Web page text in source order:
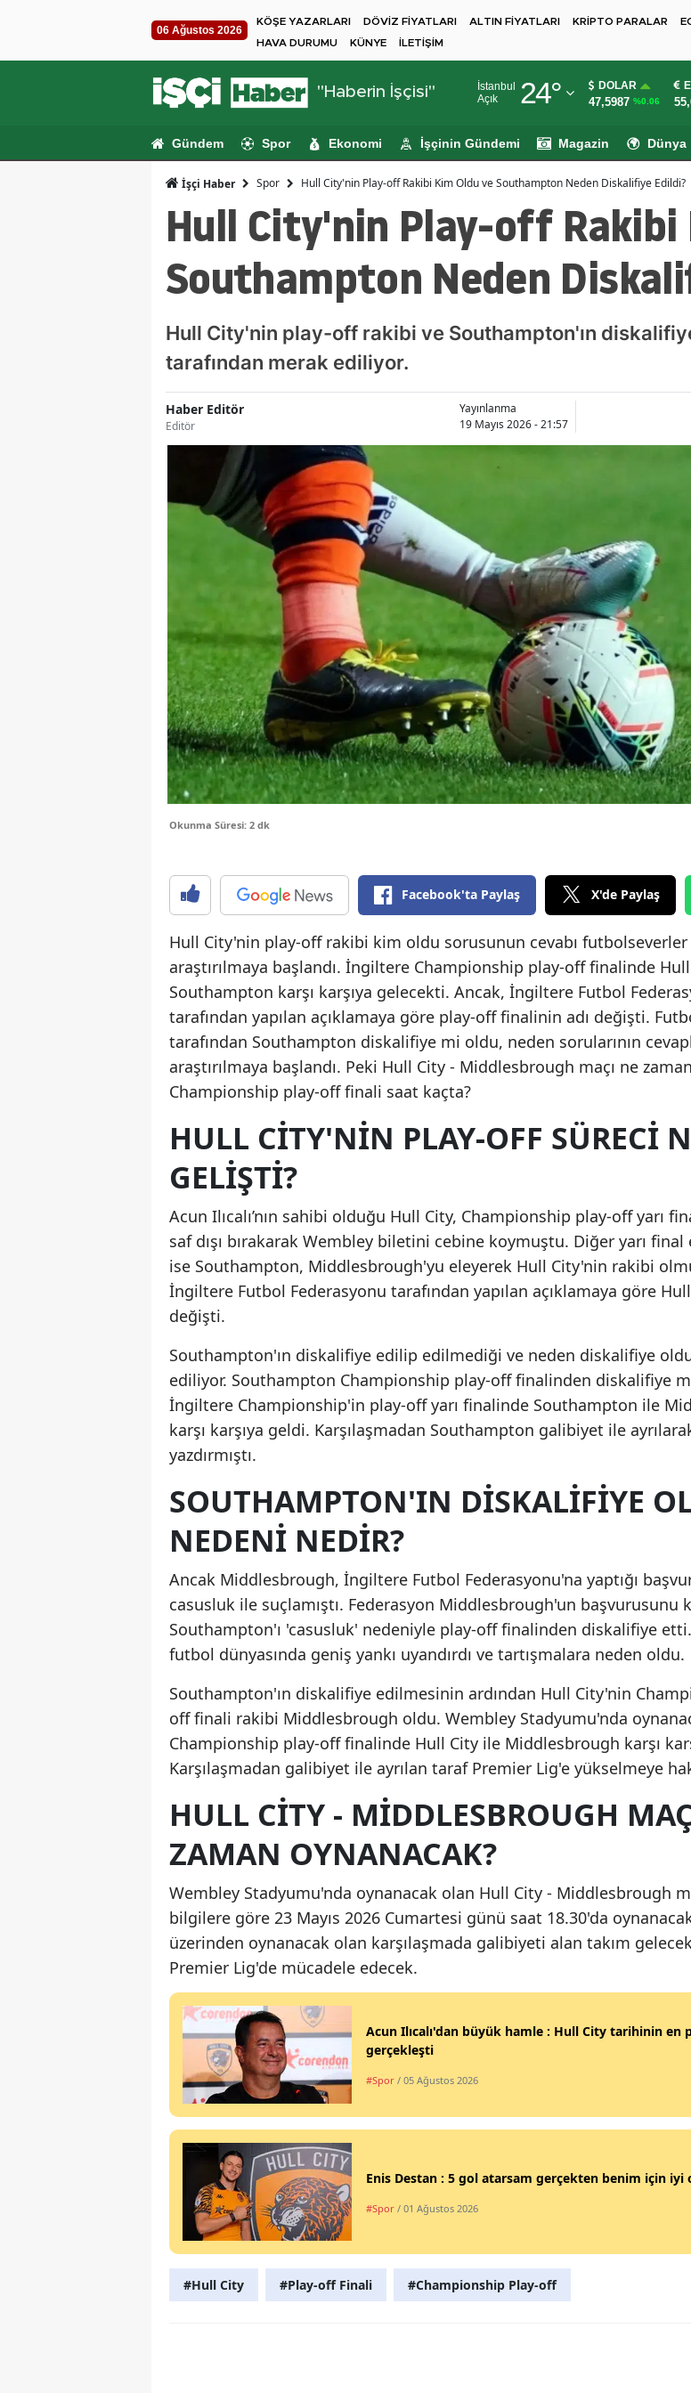
06 Ağustos 2026
KÖŞE YAZARLARI DÖVİZ FİYATLARI ALTIN FİYATLARI KRİPTO PARALAR
HAVA DURUMU
KÜNYE İLETİŞİM
"Haberin İşçisi"
İstanbul
Açık
24°
Adıyaman
Ağrı
Ankara
Antalya
Aydın
Bilecik
Burdur
Bursa
Çanakkale
Çankırı
Çorum
Denizli
Diyarbakır
Erzincan
Eskişehir
Gaziantep
Giresun
Gümüşhane
Hatay
Mersin
İstanbul
İzmir
Kastamonu
Kayseri
Kırklareli
Kocaeli
Kütahya
Malatya
Manisa
Kahramanmaraş
Mardin
Muğla
Muş
Nevşehir
Ordu
Rize
Samsun
Sivas
Tunceli
DOLAR
47,5987 %0.06
Gündem Spor Ekonomi İşçinin Gündemi Magazin Dünya
İşçi Haber Spor Hull City'nin Play-off Rakibi Kim Oldu ve Southampton Neden Diskalifiye Edildi?
Hull City'nin Play-off Rakibi
Southampton Neden
Hull City'nin play-off rakibi ve Southampton'ın
tarafından merak ediliyor.
Haber Editör
Editör
Yayınlanma
19 Mayıs 2026 - 21:57
Okunma Süresi: 2 dk
Facebook'ta Paylaş X'de Paylaş
Hull City'nin play-off rakibi kim oldu sorusunun cevabı futbolseverler
araştırılmaya başlandı. İngiltere Championship play-off finalinde
Southampton karşı karşıya gelecekti. Ancak, İngiltere Futbol
tarafından yapılan açıklamaya göre play-off finalinin adı değişti.
tarafından Southampton diskalifiye mi oldu, neden sorularının
araştırılmaya başlandı. Peki Hull City - Middlesbrough maçı ne
Championship play-off finali saat kaçta?
HULL CITY'NIN PLAY-OFF SÜRECI
GELIŞTI?
Acun Ilıcalı’nın sahibi olduğu Hull City, Championship play-off yarı
saf dışı bırakarak Wembley biletini cebine koymuştu. Diğer yarı
ise Southampton, Middlesbrough'yu eleyerek Hull City'nin rakibi
İngiltere Futbol Federasyonu tarafından yapılan açıklamaya göre
değişti.
Southampton'ın diskalifiye edilip edilmediği ve neden diskalifiye
ediliyor. Southampton Championship play-off finalinden diskalifiye
İngiltere Championship'in play-off yarı finalinde Southampton ile
karşı karşıya geldi. Karşılaşmadan Southampton galibiyet ile
yazdırmıştı.
SOUTHAMPTON'IN DISKALIFIYE
NEDENI NEDIR?
Ancak Middlesbrough, İngiltere Futbol Federasyonu'na yaptığı
casusluk ile suçlamıştı. Federasyon Middlesbrough'un başvurusunu
Southampton'ı 'casusluk' nedeniyle play-off finalinden diskalifiye
futbol dünyasında geniş yankı uyandırdı ve tartışmalara neden oldu.
Southampton'ın diskalifiye edilmesinin ardından Hull City'nin
off finali rakibi Middlesbrough oldu. Wembley Stadyumu'nda
Championship play-off finalinde Hull City ile Middlesbrough karşı
Karşılaşmadan galibiyet ile ayrılan taraf Premier Lig'e yükselmeye
HULL CITY - MIDDLESBROUGH
ZAMAN OYNANACAK?
Wembley Stadyumu'nda oynanacak olan Hull City - Middlesbrough
bilgilere göre 23 Mayıs 2026 Cumartesi günü saat 18.30'da
üzerinden oynanacak olan karşılaşmada galibiyeti alan takım
Premier Lig'de mücadele edecek.
Acun Ilıcalı'dan büyük hamle : Hull City tarihinin en
gerçekleşti
#Spor / 05 Ağustos 2026
Enis Destan : 5 gol atarsam gerçekten benim için iyi
#Spor / 01 Ağustos 2026
#Hull City #Play-off Finali #Championship Play-off